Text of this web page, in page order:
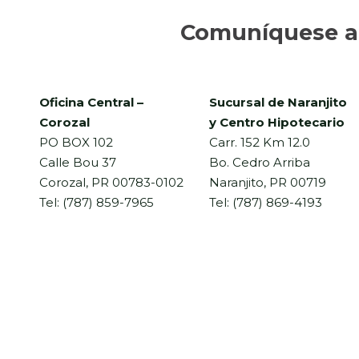
Comuníquese
Oficina Central –
Corozal
PO BOX 102
Calle Bou 37
Corozal, PR 00783-0102
Tel: (787) 859-7965
Sucursal de Naranjito
y Centro Hipotecario
Carr. 152 Km 12.0
Bo. Cedro Arriba
Naranjito, PR 00719
Tel: (787) 869-4193